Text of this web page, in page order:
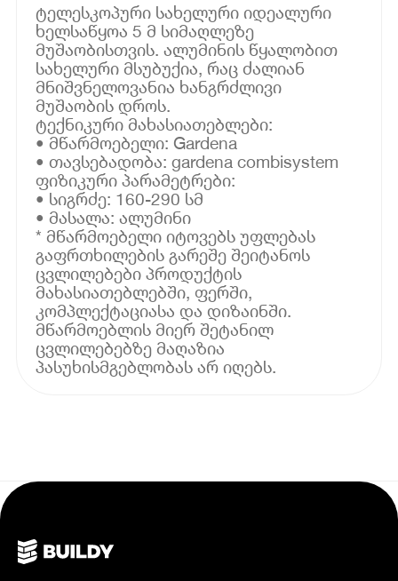
ტელესკოპური სახელური იდეალური
ხელსაწყოა 5 მ სიმაღლეზე
მუშაობისთვის. ალუმინის წყალობით
სახელური მსუბუქია, რაც ძალიან
მნიშვნელოვანია ხანგრძლივი
მუშაობის დროს.
ტექნიკური მახასიათებლები:
• მწარმოებელი: Gardena
• თავსებადობა: gardena combisystem
ფიზიკური პარამეტრები:
• სიგრძე: 160-290 სმ
• მასალა: ალუმინი
* მწარმოებელი იტოვებს უფლებას
გაფრთხილების გარეშე შეიტანოს
ცვლილებები პროდუქტის
მახასიათებლებში, ფერში,
კომპლექტაციასა და დიზაინში.
მწარმოებლის მიერ შეტანილ
ცვლილებებზე მაღაზია
პასუხისმგებლობას არ იღებს.